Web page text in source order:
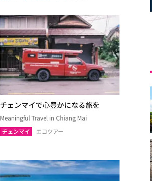
ムックダーハーン
ブリーラム
アムナートチャルーン
北イサーン
ラヨーン（サメット島）
チャチューンサオ
チェンマイで心豊かになる旅を
Meaningful Travel in Chiang Mai
チェンマイ エコツアー